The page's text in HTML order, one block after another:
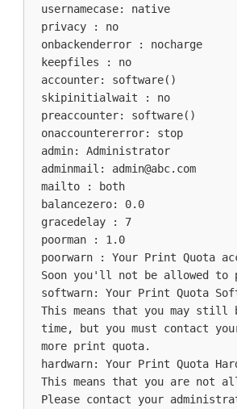
usernamecase: native
privacy : no
onbackenderror : nocharge
keepfiles : no
accounter: software()
skipinitialwait : no
preaccounter: software()
onaccountererror: stop
admin: Administrator
adminmail: admin@abc.com
mailto : both
balancezero: 0.0
gracedelay : 7
poorman : 1.0
poorwarn : Your Print Quota
Soon you'll not be allowed to
softwarn: Your Print Quota
This means that you may still
time, but you must contact
more print quota.
hardwarn: Your Print Quota
This means that you are not
Please contact your